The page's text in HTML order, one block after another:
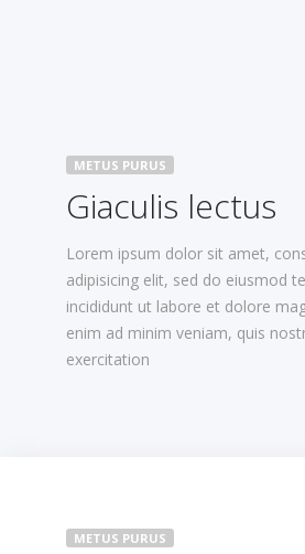
METUS PURUS
Giaculis lectus
Lorem ipsum dolor sit amet,
adipisicing elit, sed do eiusmod
incididunt ut labore et dolore
enim ad minim veniam, quis
exercitation
METUS PURUS